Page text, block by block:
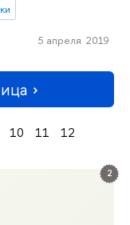
2
5 апреля 2019
10 11
12